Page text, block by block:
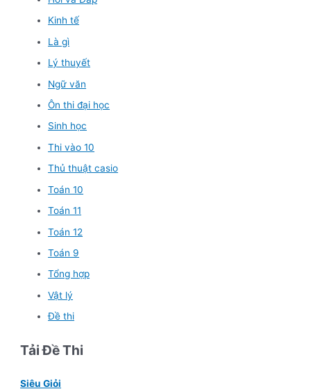
Kinh tế
Là gì
Lý thuyết
Ngữ văn
Ôn thi đại học
Sinh học
Thi vào 10
Thủ thuật casio
Toán 10
Toán 11
Toán 12
Toán 9
Tổng hợp
Vật lý
Đề thi
Tải Đề Thi
Siêu Giỏi